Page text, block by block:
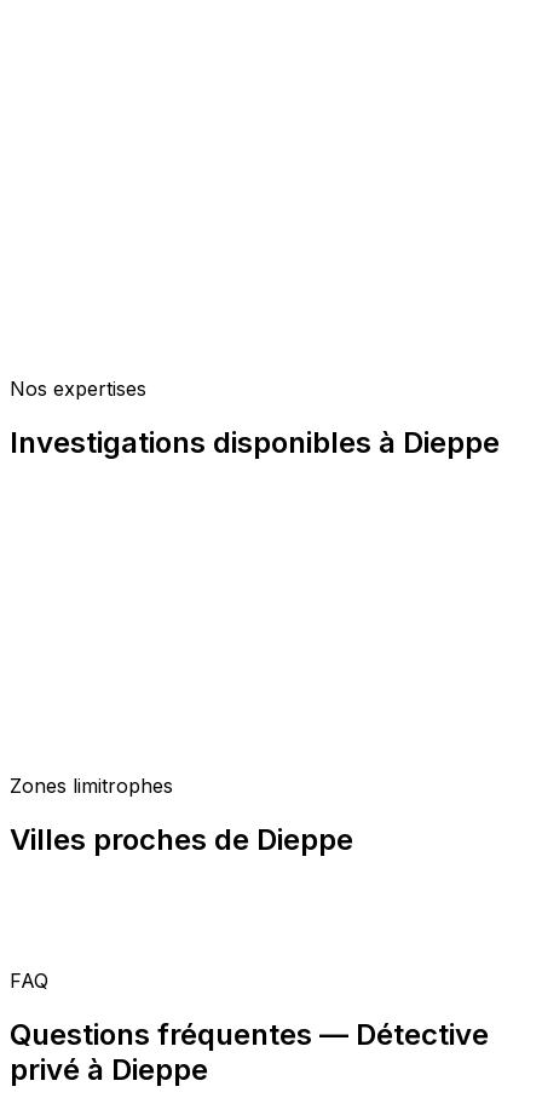
Nos expertises
Investigations disponibles à Dieppe
Zones limitrophes
Villes proches de Dieppe
FAQ
Questions fréquentes — Détective
privé à Dieppe